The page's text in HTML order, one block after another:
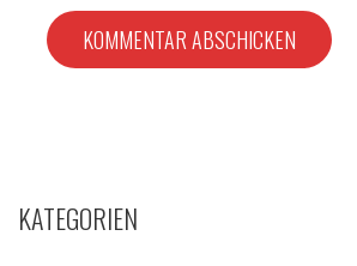
KATEGORIEN